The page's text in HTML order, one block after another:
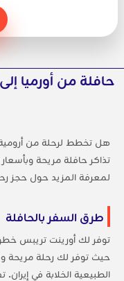
حافلة من أورميا
هل تخطط لرحلة من
تذاكر حافلة مريحة
لمعرفة المزيد حول حجز
طرق السفر بالحافلة
توفر لك أورينت تريبس
حيث توفر لك رحلة مريحة
الطبيعية الخلابة في إيران.